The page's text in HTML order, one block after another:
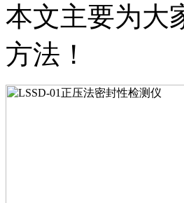
本文主要为大
方法！